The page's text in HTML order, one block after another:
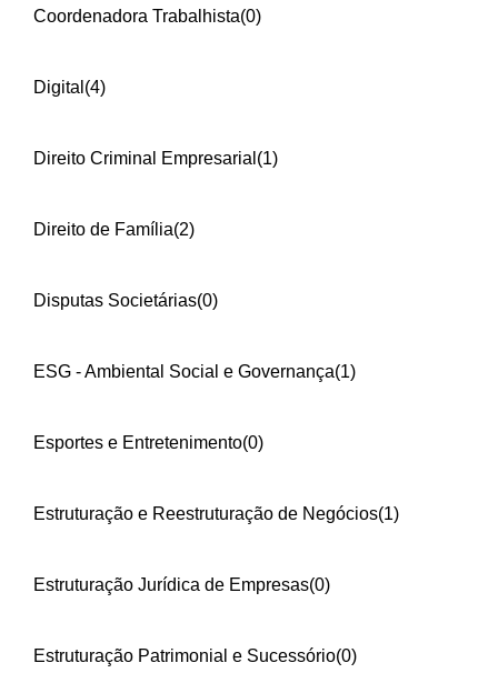
Coordenadora Trabalhista(0)
Digital (4)
Direito Criminal Empresarial (1)
Direito de Família(2)
Disputas Societárias(0)
ESG - Ambiental Social e Governança(1)
Esportes e Entretenimento(0)
Estruturação e Reestruturação de Negócios(1)
Estruturação Jurídica de Empresas(0)
Estruturação Patrimonial e Sucessório(0)